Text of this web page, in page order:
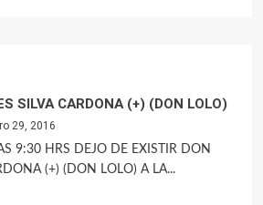
SILVA CARDONA (+) (DON LOLO)
29, 2016
9:30 HRS DEJO DE EXISTIR DON
(+) (DON LOLO) A LA...